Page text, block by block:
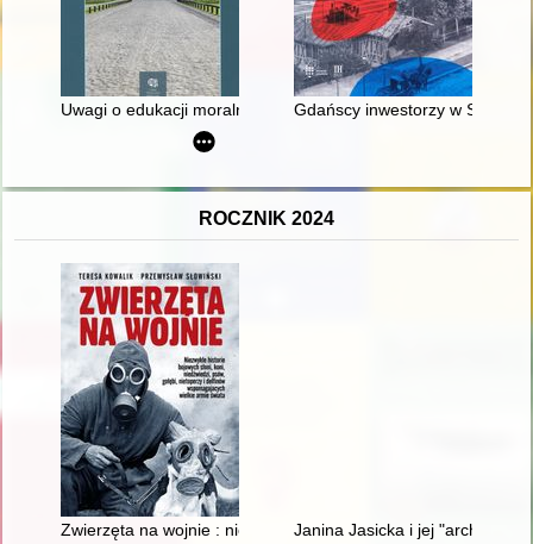
Uwagi o edukacji moralnej synów szlacheckich w XVI-
Gdańscy inwestorzy w
ROCZNIK 2024
Zwierzęta na wojnie : niezwykłe historie bojowych słoni,
Janina Jasicka i jej "archiwum